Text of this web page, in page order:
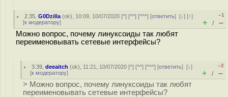
2.35 ,G0Dzilla (ok), 10:09, 10/07/2020 [^] [^^] [^^^] [ответить][↓] [↑]
[к модератору]
–1
+ / –
Можно вопрос, почему линуксоиды так любят
переименовывать сетевые интерфейсы?
3.39 ,deeaitch (ok), 11:21, 10/07/2020 [^] [^^] [^^^] [ответить][↓]
[к модератору]
–2
+ / –
> Можно вопрос, почему линуксоиды так любят
переименовывать сетевые интерфейсы?